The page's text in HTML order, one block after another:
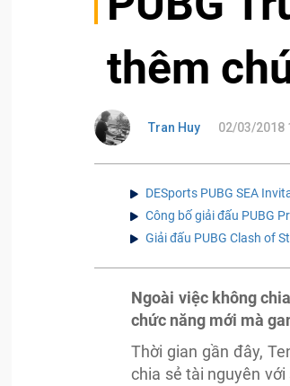
thêm
Tran Huy 02/03/2018
DESports PUBG SEA
Công bố giải đấu PUBG
Giải đấu PUBG Clash of
Ngoài việc không
chức năng mới mà
Thời gian gần đây,
chia sẻ tài nguyên